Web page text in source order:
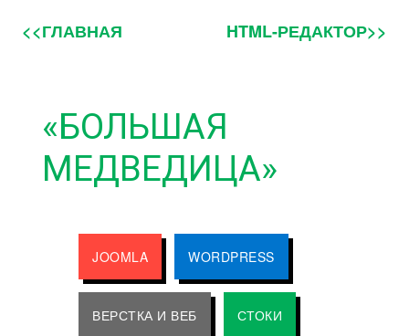
<<ГЛАВНАЯ HTML-РЕДАКТОР>>
«БОЛЬШАЯ
МЕДВЕДИЦА»
JOOMLA WORDPRESS
ВЕРСТКА И ВЕБ СТОКИ